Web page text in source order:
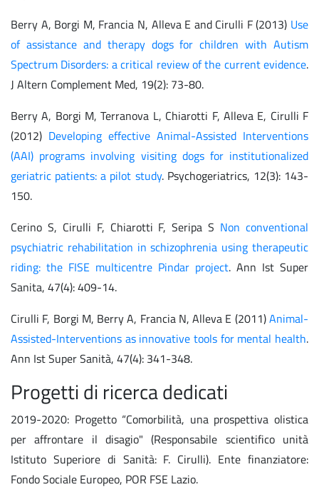
Berry A, Borgi M, Francia N, Alleva E and Cirulli F (2013) Use
of assistance and therapy dogs for children with Autism
Spectrum Disorders: a critical review of the current evidence.
J Altern Complement Med, 19(2): 73-80.
Berry A, Borgi M, Terranova L, Chiarotti F, Alleva E, Cirulli F
(2012) Developing effective Animal-Assisted Interventions
(AAI) programs involving visiting dogs for institutionalized
geriatric patients: a pilot study. Psychogeriatrics, 12(3): 143-
150.
Cerino S, Cirulli F, Chiarotti F, Seripa S Non conventional
psychiatric rehabilitation in schizophrenia using therapeutic
riding: the FISE multicentre Pindar project. Ann Ist Super
Sanita, 47(4): 409-14.
Cirulli F, Borgi M, Berry A, Francia N, Alleva E (2011)Animal-
Assisted-Interventions as innovative tools for mental health.
Ann Ist Super Sanità, 47(4): 341-348.
Progetti di ricerca dedicati
2019-2020: Progetto “Comorbilità, una prospettiva olistica
per affrontare il disagio" (Responsabile scientifico unità
Istituto Superiore di Sanità: F. Cirulli). Ente finanziatore:
Fondo Sociale Europeo, POR FSE Lazio.